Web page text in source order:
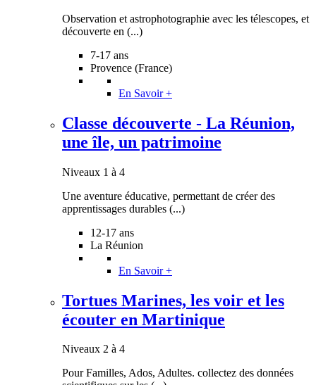
Observation et astrophotographie avec les télescopes, et
découverte en (...)
7-17 ans
Provence (France)
En Savoir +
Classe découverte - La Réunion,
une île, un patrimoine
Niveaux 1 à 4
Une aventure éducative, permettant de créer des
apprentissages durables (...)
12-17 ans
La Réunion
En Savoir +
Tortues Marines, les voir et les
écouter en Martinique
Niveaux 2 à 4
Pour Familles, Ados, Adultes. collectez des données